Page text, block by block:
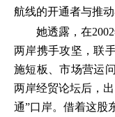
航线的开通者与推
她透露，在
两岸携手攻坚，联
施短板、市场营运
两岸经贸论坛后，
通”口岸。借着这股